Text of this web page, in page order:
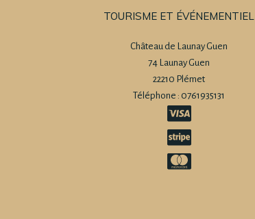
TOURISME ET ÉVÉNEMENTIEL
Château de Launay Guen
74 Launay Guen
22210 Plémet
Téléphone : 0761935131